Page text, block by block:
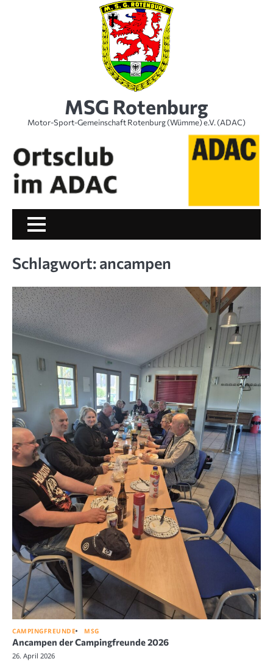
MSG Rotenburg
Motor-Sport-Gemeinschaft Rotenburg (Wümme) e.V. (ADAC)
Schlagwort:ancampen
CAMPINGFREUNDE MSG
Ancampen der Campingfreunde 2026
26. April 2026